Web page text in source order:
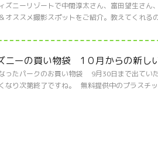
ズニーリゾートで中間淳太さん、富田望生さ
オススメ撮影スポットをご紹介。教えてくれる
ニーの買い物袋 1０月からの新し
ったパークのお買い物袋 9月30日まで出てい
なり次第終了ですね。 無料提供中のプラスチ